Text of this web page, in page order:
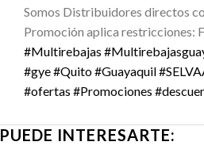
Somos Distribuidores directos
Promoción aplica restricciones:
#Multirebajas
#gye#Quito#Guayaquil
#ofertas #Promociones
PUEDE INTERESARTE: